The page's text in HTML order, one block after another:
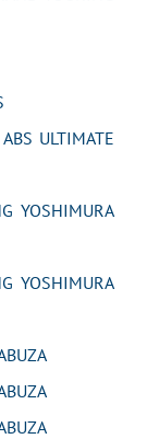
ULTIMATE